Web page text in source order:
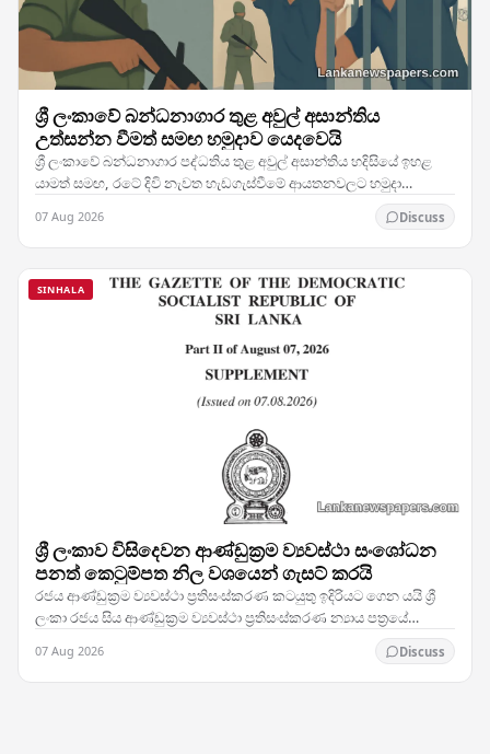
ශ්‍රී ලංකාවේ බන්ධනාගාර තුළ අවුල් අසාන්තිය
උත්සන්න වීමත් සමඟ හමුදාව යෙදවෙයි
ශ්‍රී ලංකාවේ බන්ධනාගාර පද්ධතිය තුළ අවුල් අසාන්තිය හදිසියේ ඉහළ
යාමත් සමඟ, රටේ දිවි නැවත හැඩගැස්වීමේ ආයතනවලට හමුදා
07 Aug 2026 Discuss
SINHALA
ශ්‍රී ලංකාව විසිදෙවන ආණ්ඩුක්‍රම ව්‍යවස්ථා සංශෝධන
පනත් කෙටුම්පත නිල වශයෙන් ගැසට් කරයි
රජය ආණ්ඩුක්‍රම ව්‍යවස්ථා ප්‍රතිසංස්කරණ කටයුතු ඉදිරියට ගෙන යයි ශ්‍රී
ලංකා රජය සිය ආණ්ඩුක්‍රම ව්‍යවස්ථා ප්‍රතිසංස්කරණ න්‍යාය පත්‍රයේ
07 Aug 2026 Discuss